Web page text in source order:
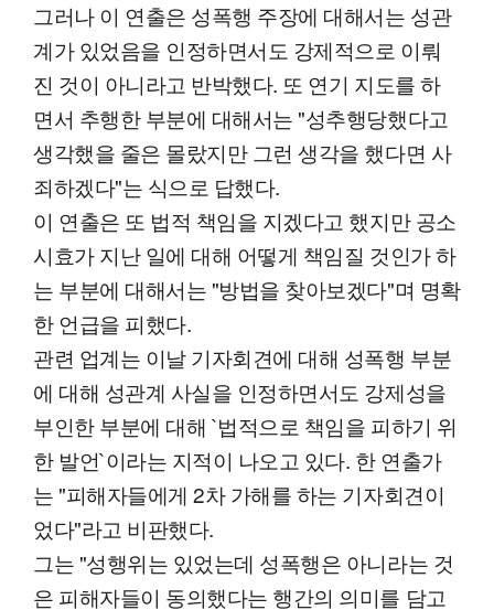
그러나 이 연출은 성폭행 주장에 대해서는 성관
계가 있었음을 인정하면서도 강제적으로 이뤄
진 것이 아니라고 반박했다. 또 연기 지도를 하
면서 추행한 부분에 대해서는 "성추행당했다고
생각했을 줄은 몰랐지만 그런 생각을 했다면 사
죄하겠다"는 식으로 답했다.
이 연출은 또 법적 책임을 지겠다고 했지만 공소
시효가 지난 일에 대해 어떻게 책임질 것인가 하
는 부분에 대해서는 "방법을 찾아보겠다"며 명확
한 언급을 피했다.
관련 업계는 이날 기자회견에 대해 성폭행 부분
에 대해 성관계 사실을 인정하면서도 강제성을
부인한 부분에 대해 `법적으로 책임을 피하기 위
한 발언`이라는 지적이 나오고 있다. 한 연출가
는 "피해자들에게 2차 가해를 하는 기자회견이
었다"라고 비판했다.
그는 "성행위는 있었는데 성폭행은 아니라는 것
은 피해자들이 동의했다는 행간의 의미를 담고